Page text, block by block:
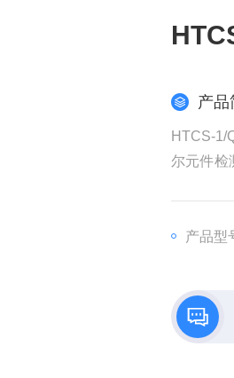
产品
HTCS-1/
尔元件检
产品型